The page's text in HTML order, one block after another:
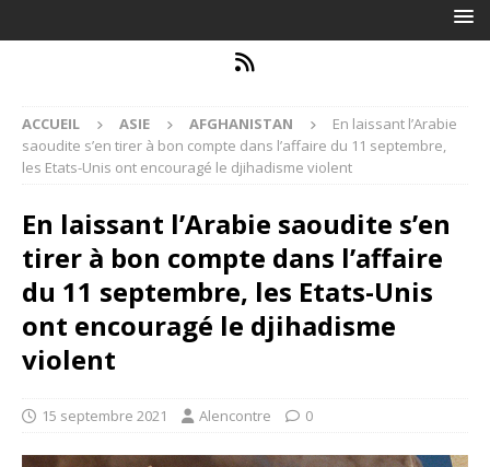
ACCUEIL ASIE AFGHANISTAN
En laissant l’Arabie
saoudite s’en tirer à bon compte dans l’affaire du 11 septembre,
les Etats-Unis ont encouragé le djihadisme violent
En laissant l’Arabie saoudite s’en
tirer à bon compte dans l’affaire
du 11 septembre, les Etats-Unis
ont encouragé le djihadisme
violent
15 septembre 2021 Alencontre 0